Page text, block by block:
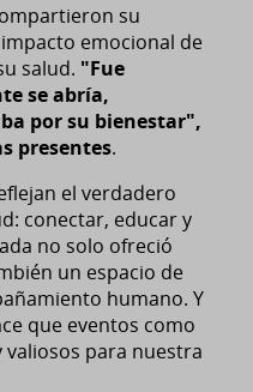
su
emocional de
salud. "Fue
se abría,
por su bienestar",
presentes.
el verdadero
conectar, educar y
no solo ofreció
un espacio de
humano. Y
que eventos como
valiosos para nuestra